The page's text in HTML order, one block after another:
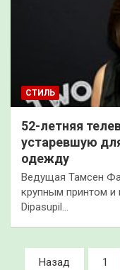
СТИЛЬ
52-летняя
устаревшую
одежду
Ведущая Тамсен
крупным принтом
Dipasupil…
Пагинация
Назад 1